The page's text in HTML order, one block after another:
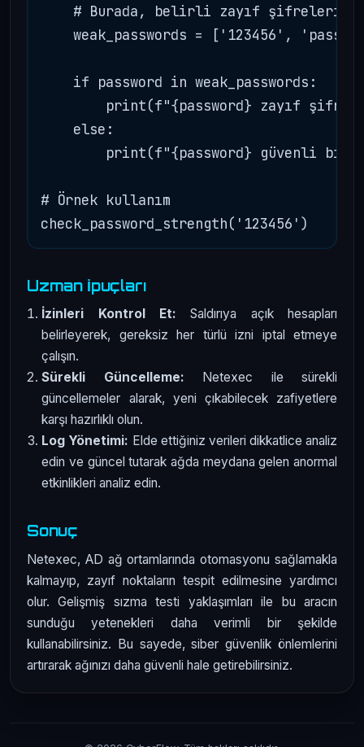
# Burada, belirli zayıf şifreleri
weak_passwords = ['123456',
    if password in weak_passwords:
print(f"{password} zayıf
    else:
print(f"{password} güvenli bir
# Örnek kullanım
Uzman İpuçları
İzinleri Kontrol Et: Saldırıya açık hesapları
belirleyerek, gereksiz her türlü izni iptal etmeye
çalışın.
Sürekli Güncelleme: Netexec ile sürekli
güncellemeler alarak, yeni çıkabilecek zafiyetlere
karşı hazırlıklı olun.
Log Yönetimi: Elde ettiğiniz verileri dikkatlice analiz
edin ve güncel tutarak ağda meydana gelen anormal
etkinlikleri analiz edin.
Sonuç
Netexec, AD ağ ortamlarında otomasyonu sağlamakla
kalmayıp, zayıf noktaların tespit edilmesine yardımcı
olur. Gelişmiş sızma testi yaklaşımları ile bu aracın
sunduğu yetenekleri daha verimli bir şekilde
kullanabilirsiniz. Bu sayede, siber güvenlik önlemlerini
artırarak ağınızı daha güvenli hale getirebilirsiniz.